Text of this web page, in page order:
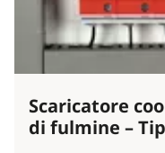
Scaricatore
di fulmine –